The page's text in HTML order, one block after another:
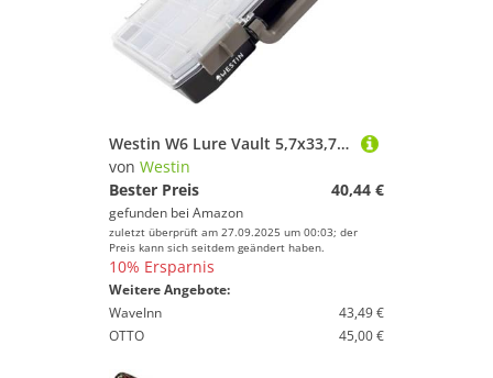
Westin W6 Lure Vault 5,7x33,7x27,8cm + 10 Inserts - Kunstköderbox für Gummifische, Köderbox, Tacklebox zum Spinnfischen
von Westin
Bester Preis
40,44 €
gefunden bei Amazon
zuletzt überprüft am 27.09.2025 um 00:03; der
Preis kann sich seitdem geändert haben.
10% Ersparnis
Weitere Angebote:
WaveInn
43,49 €
OTTO
45,00 €